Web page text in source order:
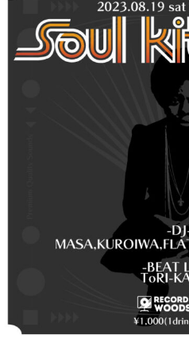
Sounds